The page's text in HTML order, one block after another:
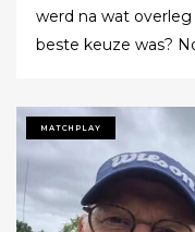
werd na wat overleg Gendersteyn. Tja, of dit nou de
beste keuze was? Nog niet eerder een baan gezien
voor meer banen?
om de
maar dat leverde
oa drassigheid
MATCHPLAY